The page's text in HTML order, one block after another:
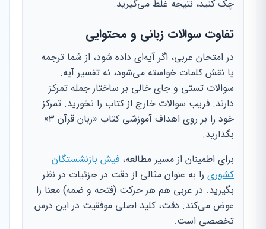
چک کنید، نتیجه غلط می‌گیرید.
تفاوت سوالات زبانی و محتوایی
در امتحان عربی، اگر آیه‌ای داده شود، از شما ترجمه
یا نقش کلمات خواسته می‌شود، نه تفسیر آیه.
سوالات تستی و جای خالی بر ساختار جمله تمرکز
دارند. فریب سوالات خارج از کتاب را نخورید. تمرکز
خود را بر روی اهداف آموزشی کتاب «زبان قرآن ۳»
بگذارید.
برای اطمینان از مسیر مطالعه، فیش بازنشستگان
کشوری را به عنوان مثالی از دقت در جزئیات در نظر
بگیرید. در عربی هم هر حرکت (فتحه و ضمه) معنا را
عوض می‌کند. دقت، کلید اصلی موفقیت در این درس
تخصصی است.